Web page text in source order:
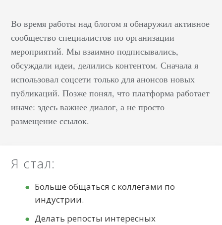
Во время работы над блогом я обнаружил активное
сообщество специалистов по организации
мероприятий. Мы взаимно подписывались,
обсуждали идеи, делились контентом. Сначала я
использовал соцсети только для анонсов новых
публикаций. Позже понял, что платформа работает
иначе: здесь важнее диалог, а не просто
размещение ссылок.
Я стал:
Больше общаться с коллегами по
индустрии.
Делать репосты интересных